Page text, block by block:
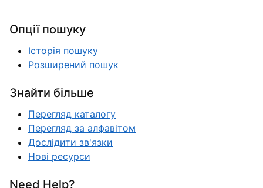
Опції пошуку
Історія пошуку
Розширений пошук
Знайти більше
Перегляд каталогу
Перегляд за алфавітом
Дослідити зв'язки
Нові ресурси
Need Help?